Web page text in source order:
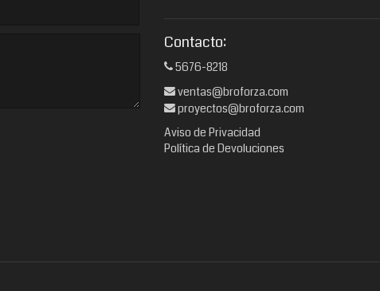
Contacto:
5676-8218
ventas@broforza.com
proyectos@broforza.com
Aviso de Privacidad
Política de Devoluciones